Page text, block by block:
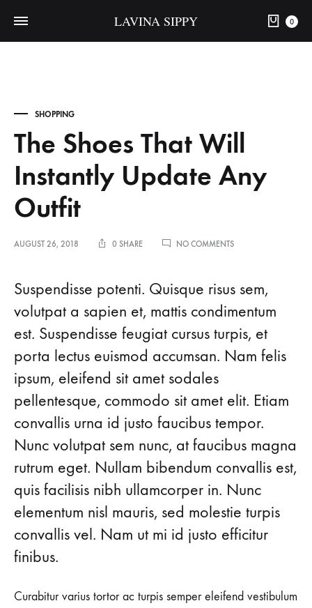
LAVINA SIPPY 0
SHOPPING
The Shoes That Will
Instantly Update Any
Outfit
AUGUST 26, 2018 0 SHARE NO COMMENTSON
WILL
INSTANTLY
UPDATE
ANY
OUTFIT
The
Shoes
That
Will
Instantly
Update
Any
Outfit
AUGUST
Suspendisse potenti. Quisque risus sem,
volutpat a sapien et, mattis condimentum
est. Suspendisse feugiat cursus turpis, et
porta lectus euismod accumsan. Nam felis
ipsum, eleifend sit amet sodales
pellentesque, commodo sit amet elit. Etiam
convallis urna id justo faucibus tempor.
Nunc volutpat sem nunc, at faucibus magna
rutrum eget. Nullam bibendum convallis est,
quis facilisis nibh ullamcorper in. Nunc
elementum nisl mauris, sed molestie turpis
convallis vel. Nam ut mi id justo efficitur
finibus.
Curabitur varius tortor ac turpis semper eleifend vestibulum